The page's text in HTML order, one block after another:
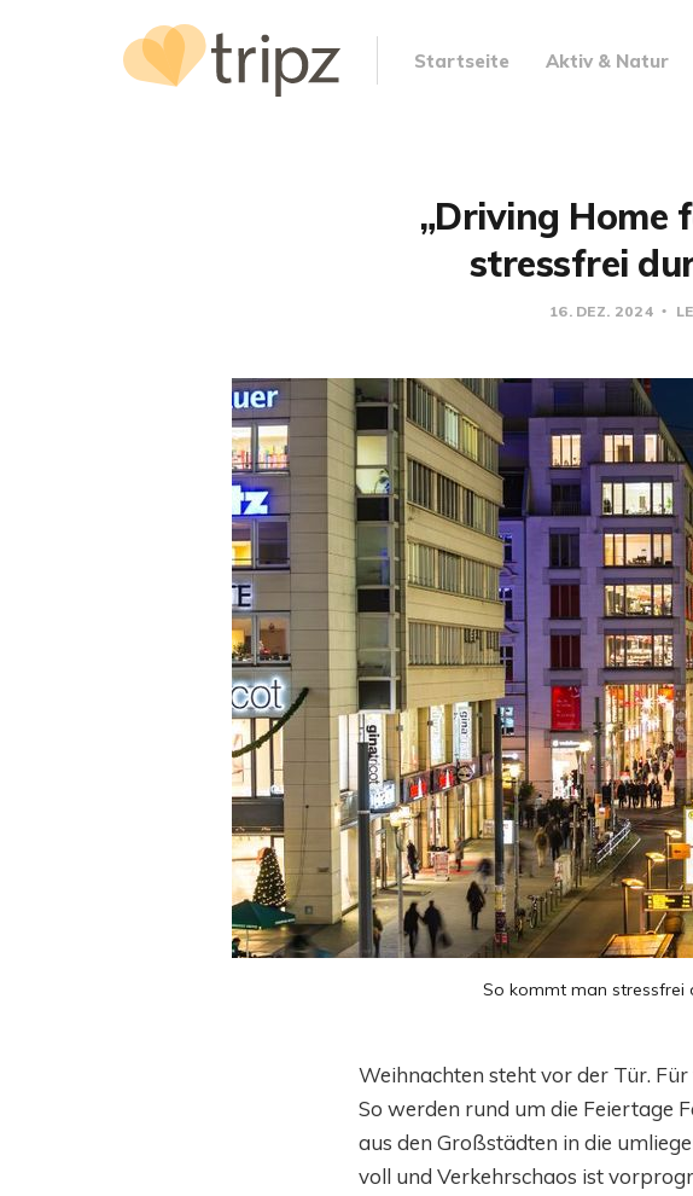
Startseite Aktiv & Natur
„Driving Home
stressfrei
16. DEZ. 2024
So kommt man stressfrei
Weihnachten steht vor der Tür.
So werden rund um die Feiertage
aus den Großstädten in die
voll und Verkehrschaos ist